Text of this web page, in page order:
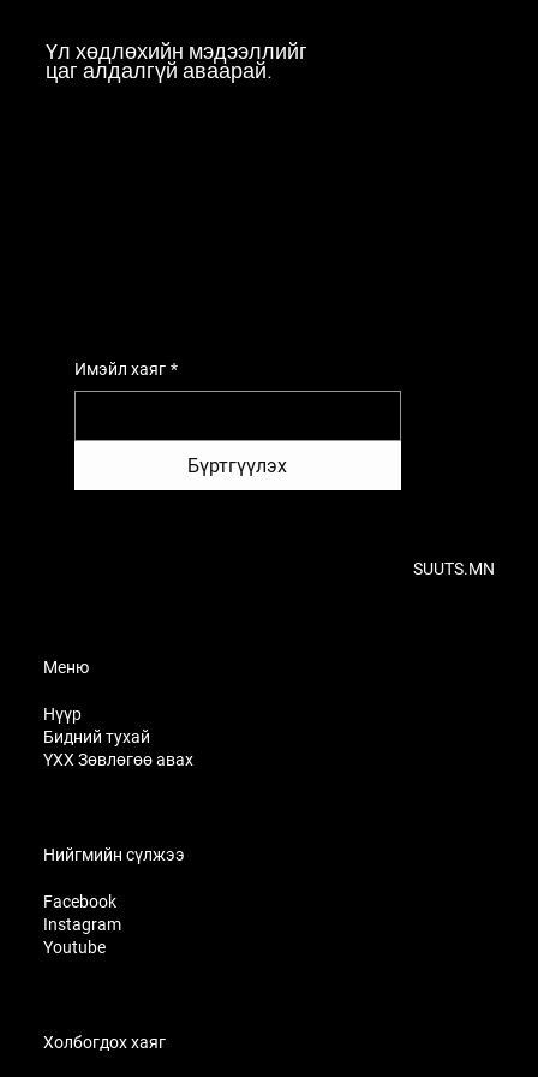
Үл хөдлөхийн мэдээллийг
цаг алдалгүй аваарай.
Имэйл хаяг *
Бүртгүүлэх
SUUTS.MN
Меню
Нүүр
Бидний тухай
ҮХХ Зөвлөгөө авах
Нийгмийн сүлжээ
Facebook
Instagram
Youtube
Холбогдох хаяг